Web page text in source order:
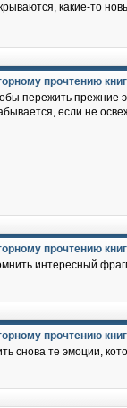
какие-то
прочтению
пережить прежние
если не
прочтению
интересный
прочтению
снова те эмоции,